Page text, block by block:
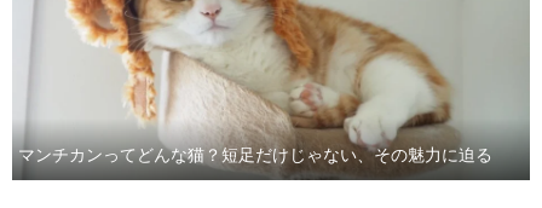
マンチカンってどんな猫？短足だけじゃない、その魅力に迫る